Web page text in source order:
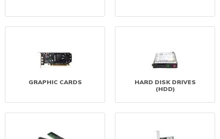
GRAPHIC CARDS
HARD DISK DRIVES
(HDD)